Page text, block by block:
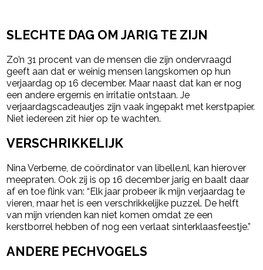
SLECHTE DAG OM JARIG TE ZIJN
Zo’n 31 procent van de mensen die zijn ondervraagd
geeft aan dat er weinig mensen langskomen op hun
verjaardag op 16 december. Maar naast dat kan er nog
een andere ergernis en irritatie ontstaan. Je
verjaardagscadeautjes zijn vaak ingepakt met kerstpapier.
Niet iedereen zit hier op te wachten.
VERSCHRIKKELIJK
Nina Verberne, de coördinator van libelle.nl, kan hierover
meepraten. Ook zij is op 16 december jarig en baalt daar
af en toe flink van: “Elk jaar probeer ik mijn verjaardag te
vieren, maar het is een verschrikkelijke puzzel. De helft
van mijn vrienden kan niet komen omdat ze een
kerstborrel hebben of nog een verlaat sinterklaasfeestje.”
ANDERE PECHVOGELS